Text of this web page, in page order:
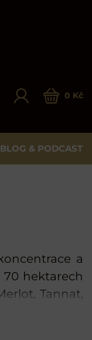
0 Kč
& PODCAST
a
hektarech
Tannat,